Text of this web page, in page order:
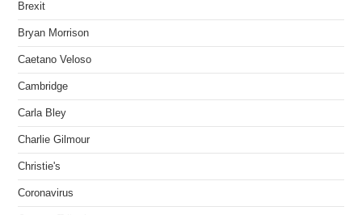
Brexit
Bryan Morrison
Caetano Veloso
Cambridge
Carla Bley
Charlie Gilmour
Christie's
Coronavirus